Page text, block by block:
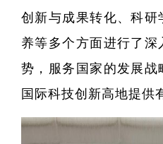
创新与成果转化、科
养等多个方面进行了
势，服务国家的发展战
国际科技创新高地提供